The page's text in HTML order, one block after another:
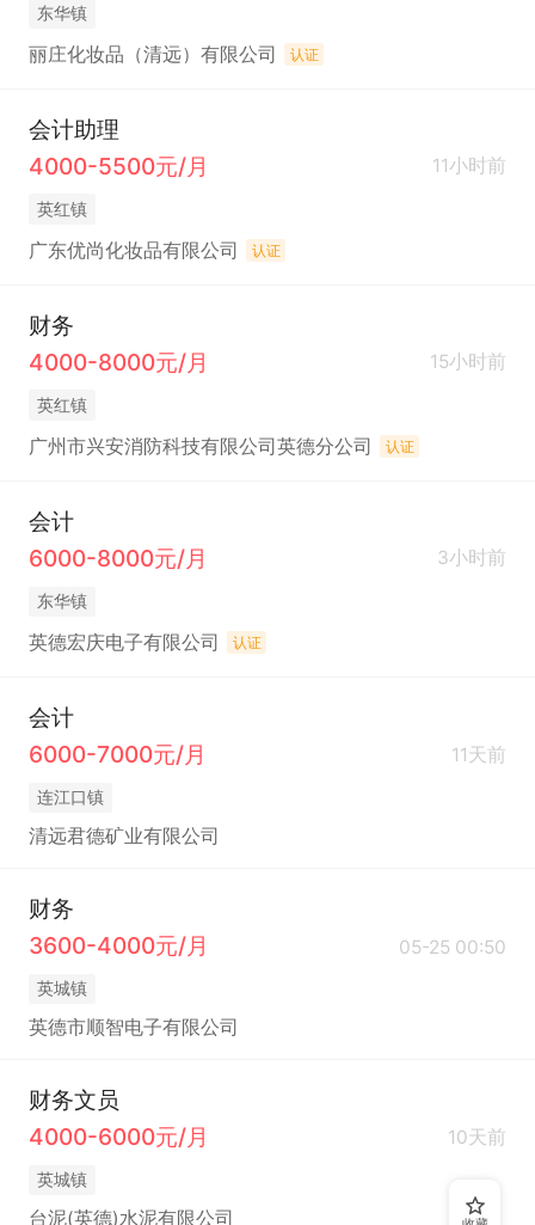
东华镇
丽庄化妆品（清远）有限公司 认证
会计助理
4000-5500元/月
11小时前
英红镇
广东优尚化妆品有限公司 认证
财务
4000-8000元/月
15小时前
英红镇
广州市兴安消防科技有限公司英德分公司 认证
会计
6000-8000元/月
3小时前
东华镇
英德宏庆电子有限公司 认证
会计
6000-7000元/月
11天前
连江口镇
清远君德矿业有限公司
财务
3600-4000元/月
05-25 00:50
英城镇
英德市顺智电子有限公司
财务文员
4000-6000元/月
10天前
英城镇
台泥(英德)水泥有限公司